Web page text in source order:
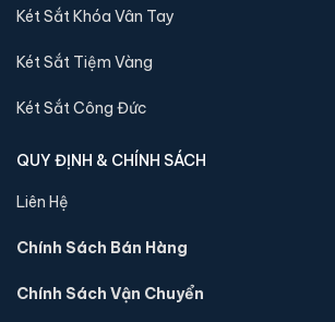
Két sắt mini Liberty LB30S chính hãng
⚖️ Trọng lượng:45 kg
Khóa điện tử
🛡️ Bảo hành:
4,290,000 đ
Xem chi tiết →
Két Sắt Khóa Vân Tay
Két Sắt Tiệm Vàng
Két Sắt Công Đức
QUY ĐỊNH & CHÍNH SÁCH
Liên Hệ
Chính Sách Bán Hàng
Chính Sách Vận Chuyển